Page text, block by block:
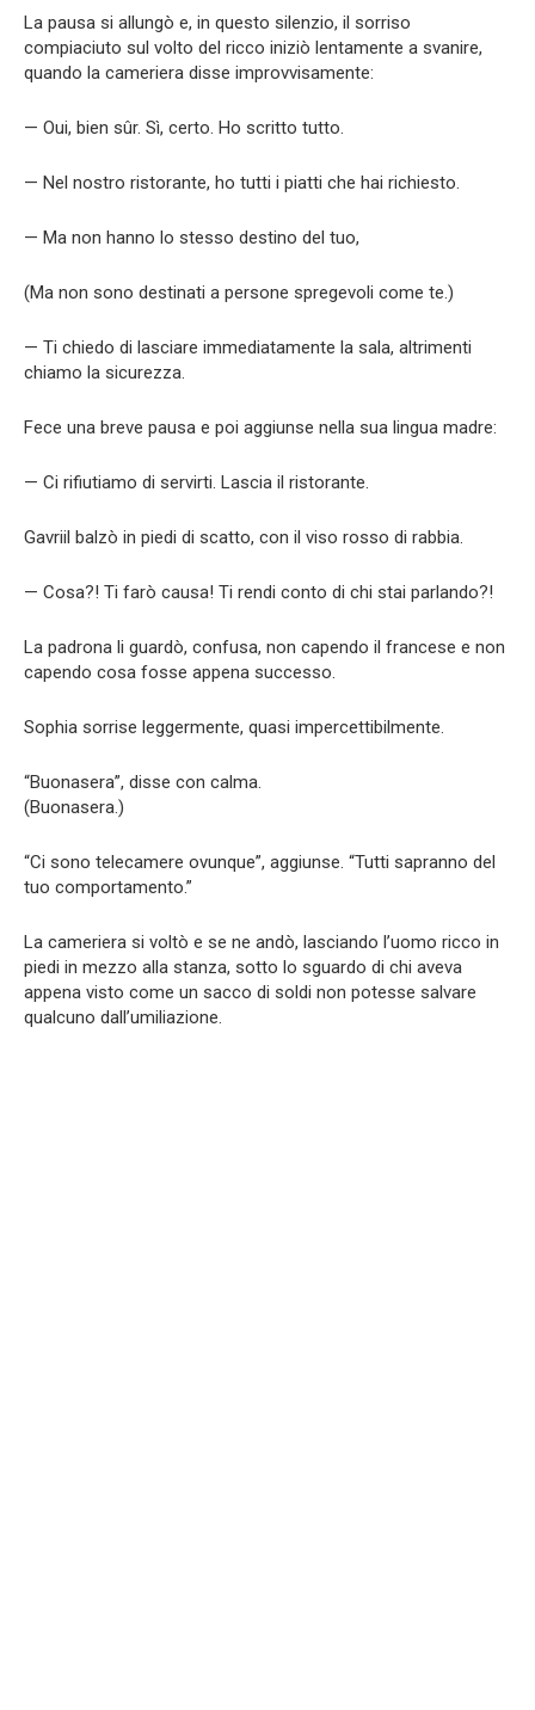
La pausa si allungò e, in questo silenzio, il sorriso
compiaciuto sul volto del ricco iniziò lentamente a svanire,
quando la cameriera disse improvvisamente:
— Oui, bien sûr. Sì, certo. Ho scritto tutto.
— Nel nostro ristorante, ho tutti i piatti che hai richiesto.
— Ma non hanno lo stesso destino del tuo,
(Ma non sono destinati a persone spregevoli come te.)
— Ti chiedo di lasciare immediatamente la sala, altrimenti
chiamo la sicurezza.
Fece una breve pausa e poi aggiunse nella sua lingua madre:
— Ci rifiutiamo di servirti. Lascia il ristorante.
Gavriil balzò in piedi di scatto, con il viso rosso di rabbia.
— Cosa?! Ti farò causa! Ti rendi conto di chi stai parlando?!
La padrona li guardò, confusa, non capendo il francese e non
capendo cosa fosse appena successo.
Sophia sorrise leggermente, quasi impercettibilmente.
“Buonasera”, disse con calma.
(Buonasera.)
“Ci sono telecamere ovunque”, aggiunse. “Tutti sapranno del
tuo comportamento.”
La cameriera si voltò e se ne andò, lasciando l’uomo ricco in
piedi in mezzo alla stanza, sotto lo sguardo di chi aveva
appena visto come un sacco di soldi non potesse salvare
qualcuno dall’umiliazione.